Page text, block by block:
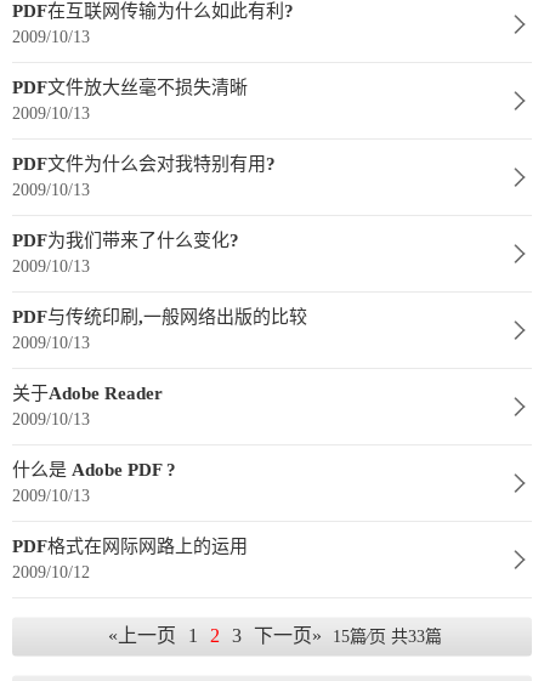
产
下
载
升
日
志
常
问
题
如
购
买
刊
全
报
刊
全
在
线
报
订
阅
格
报
知
PDF在互联网传输为什么如此有利?
2009/10/13
PDF文件放大丝毫不损失清晰
2009/10/13
PDF文件为什么会对我特别有用?
2009/10/13
PDF为我们带来了什么变化?
2009/10/13
PDF与传统印刷,一般网络出版的比较
2009/10/13
关于Adobe Reader
2009/10/13
什么是 Adobe PDF ?
2009/10/13
PDF格式在网际网路上的运用
2009/10/12
«上一页 1 2 3 下一页» 15篇⁄页 共33篇